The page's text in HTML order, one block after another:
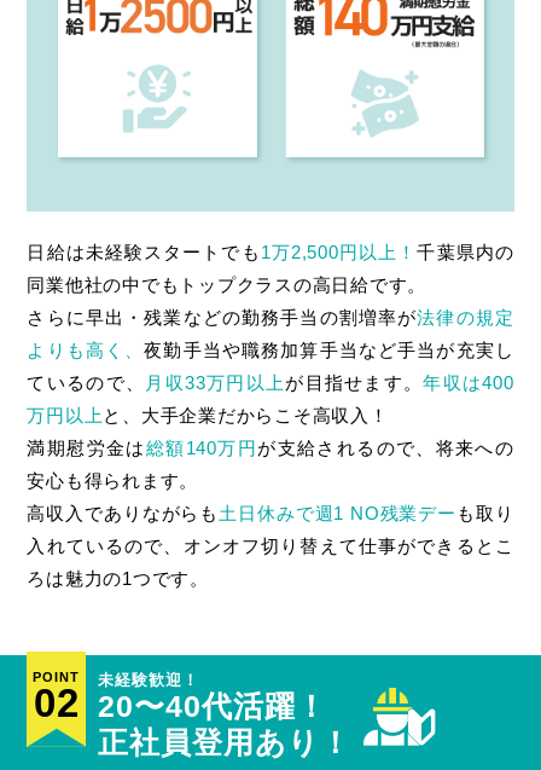
日給は未経験スタートでも 1万2,500円以上！千葉県内の
同業他社の中でもトップクラスの高日給です。
さらに早出・残業などの勤務手当の割増率が法律の規定
よりも高く、夜勤手当や職務加算手当など手当が充実し
ているので、
月収33万円以上 が目指せます。年収は400
万円以上 と、大手企業だからこそ高収入！
満期慰労金は総額140万円が支給されるので、将来への
安心も得られます。
高収入でありながらも 土日休みで週1 NO残業デー も取り
入れているので、オンオフ切り替えて仕事ができるとこ
ろは魅力の1つです。
POINT
02 未経験歓迎！
20〜40代活躍！
正社員登用あり！